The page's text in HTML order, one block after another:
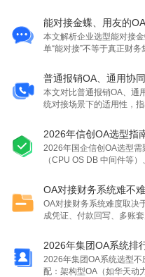
力。以华天动力为例，强
演进支持。
本文解析企业选型能对接
单“能对接”不等于真正财
适配金蝶 用友等财务系统
本文对比普通报销OA、通
统对接场景下的适用性，
深度财务对接（如金蝶、
准选型。
2026年信创OA选型指
2026年国企信创OA选型
（CPU OS DB 中间件等
务能力，强调POC验证、
OA对接财务系统难度取决
成凭证、付款回写、多账
科目与核算项目匹配、多
能力。
2026年集团OA系统选型
配：架构型OA（如华天动